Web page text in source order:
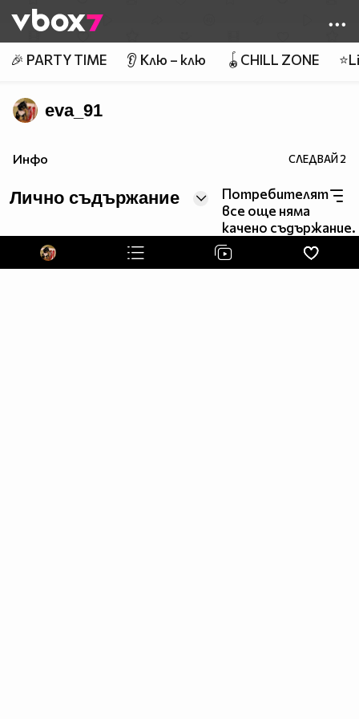
👾
🎉 PARTY TIME 👂 Клю – клю 🪀CHILL ZONE
eva_91
Инфо СЛЕДВАЙ2
Лично съдържание
Потребителят
все още няма
качено съдържание.